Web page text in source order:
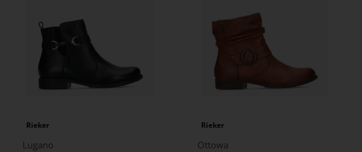
Rieker
Lugano
Rieker
Ottowa